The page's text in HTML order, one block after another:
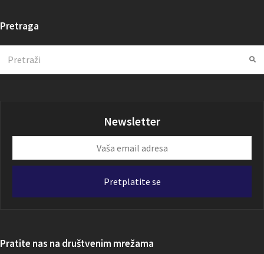
Pretraga
Newsletter
email
Pretplatite se
Pratite nas na društvenim mrežama